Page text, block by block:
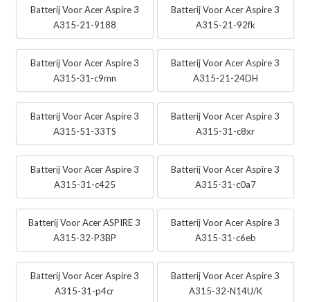
Batterij Voor Acer Aspire 3
A315-21-9188
Batterij Voor Acer Aspire 3
A315-21-92fk
Batterij Voor Acer Aspire 3
A315-31-c9mn
Batterij Voor Acer Aspire 3
A315-21-24DH
Batterij Voor Acer Aspire 3
A315-51-33TS
Batterij Voor Acer Aspire 3
A315-31-c8xr
Batterij Voor Acer Aspire 3
A315-31-c425
Batterij Voor Acer Aspire 3
A315-31-c0a7
Batterij Voor Acer ASPIRE 3
A315-32-P3BP
Batterij Voor Acer Aspire 3
A315-31-c6eb
Batterij Voor Acer Aspire 3
A315-31-p4cr
Batterij Voor Acer Aspire 3
A315-32-N14U/K